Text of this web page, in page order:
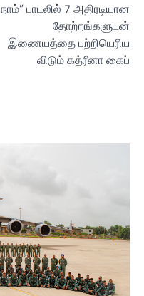
நாம்” பாடலில் 7 அதிரடியான
தோற்றங்களுடன்
இணையத்தை பற்றியெரிய
விடும் கத்ரீனா கைப்